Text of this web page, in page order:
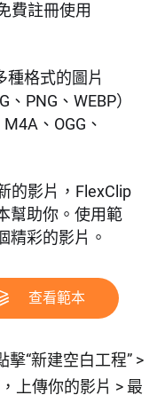
費註冊使用
種格式的圖片
、PNG、WEBP）
、OGG、
的影片，FlexClip
幫助你。使用範
精彩的影片。
查看範本
擊“新建空白工程” >
上傳你的影片 > 最